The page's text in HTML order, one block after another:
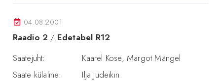
04.08.2001
Raadio 2 / Edetabel R12
Saatejuht:
Kaarel Kose, Margot Mängel
Saate külaline:
Ilja Judeikin